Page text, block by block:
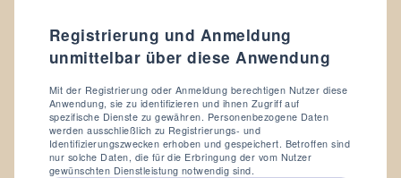
Registrierung und Anmeldung
unmittelbar über diese Anwendung
Mit der Registrierung oder Anmeldung berechtigen Nutzer diese
Anwendung, sie zu identifizieren und ihnen Zugriff auf
spezifische Dienste zu gewähren. Personenbezogene Daten
werden ausschließlich zu Registrierungs- und
Identifizierungszwecken erhoben und gespeichert. Betroffen sind
nur solche Daten, die für die Erbringung der vom Nutzer
gewünschten Dienstleistung notwendig sind.